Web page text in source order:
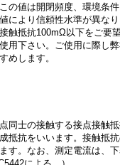
の値は開閉頻度、環境条
により信頼性水準が異な
触抵抗100mΩ以下をご要
用下さい。ご使用に際し
めします。
同士の接触する接点接触
抵抗をいいます。接触抵
す。なお、測定電流は、